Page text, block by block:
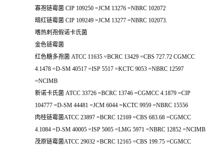
寡孢链霉菌 CIP 109250 =JCM 13276 =NBRC 102072
暗红链霉菌 CIP 109249 =JCM 13277 =NBRC 102073.
嗜热刺孢假诺卡氏菌
金色链霉菌
红色糖多孢菌 ATCC 11635 =BCRC 13429 =CBS 727.72 CGMCC
4.1478 =D-SM 40517 =ISP 5517 =KCTC 9053 =NBRC 12597
=NCIMB
新诺卡氏菌 ATCC 33726 =BCRC 13746 =CGMCC 4.1879 =CIP
104777 =D-SM 44481 =JCM 6044 =KCTC 9959 =NBRC 15556
肉桂链霉菌ATCC 23897 =BCRC 12169 =CBS 683.68 =CGMCC
4.1084 =D-SM 40005 =ISP 5005 =LMG 5971 =NBRC 12852 =NCIMB
茂原链霉菌ATCC 29032 =BCRC 12165 =CBS 199.75 =CGMCC